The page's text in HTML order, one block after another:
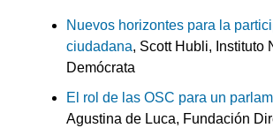
Nuevos horizontes para la
ciudadana, Scott Hubli, Instituto
Demócrata
El rol de las OSC para un
Agustina de Luca, Fundación